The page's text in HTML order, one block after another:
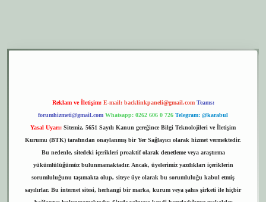
Reklam ve İletişim: E-mail: backlinkpaneli@gmail.com Teams:
forumhizmeti@gmail.com Whatsapp: 0262 606 0 726 Telegram: @karabul
Yasal Uyarı: Sitemiz, 5651 Sayılı Kanun gereğince Bilgi Teknolojileri ve İletişim
Kurumu (BTK) tarafından onaylanmış bir Yer Sağlayıcı olarak hizmet vermektedir.
Bu nedenle, sitedeki içerikleri proaktif olarak denetleme veya araştırma
yükümlülüğümüz bulunmamaktadır. Ancak, üyelerimiz yazdıkları içeriklerin
sorumluluğunu taşımakta olup, siteye üye olarak bu sorumluluğu kabul etmiş
sayılırlar. Bu internet sitesi, herhangi bir marka, kurum veya şahıs şirketi ile hiçbir